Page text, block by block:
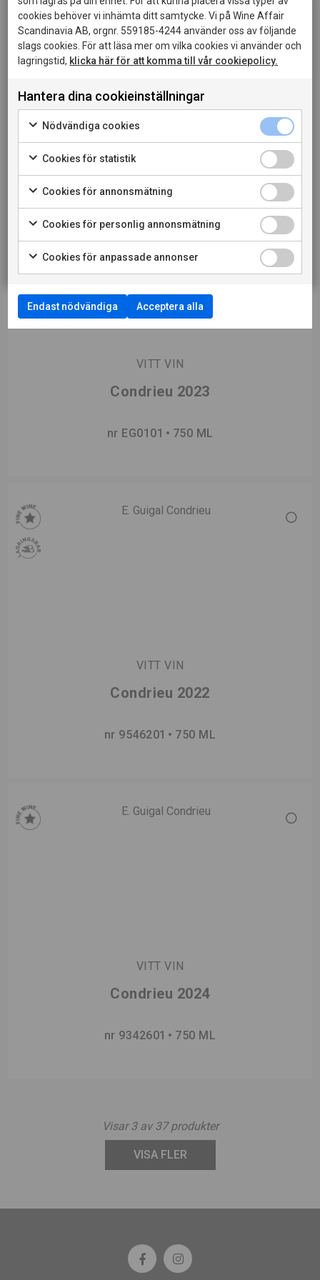
LADDA NER PRODUKTBLAD
LADDA NER PRESSBILD
VITT VIN
Condrieu 2023
nr EG0101 750 ML
VITT VIN
Condrieu 2022
nr 9546201 750 ML
VITT VIN
Condrieu 2024
nr 9342601 750 ML
Visar3av 37produkter
VISA FLER
cookies behöver vi inhämta ditt samtycke. Vi på Wine Affair
Scandinavia AB, orgnr. 559185-4244 använder oss av följande
slags cookies. För att läsa mer om vilka cookies vi använder och
lagringstid, klicka här för att komma till vår cookiepolicy.
Hantera dina cookieinställningar
Nödvändiga cookies
Cookies för statistik
Cookies för annonsmätning
Cookies för personlig annonsmätning
Cookies för anpassade annonser
Endast nödvändiga Acceptera alla
Denna sida innehåller information om alkoholhaltiga
drycker och riktar sig till dig som fyllt 20 år.
När jag bekräftar att jag är 20 år eller äldre godkänner
jag också att webbplatsen använder cookies.
PRIVATKONSUMENT
RESTAURANGKUND